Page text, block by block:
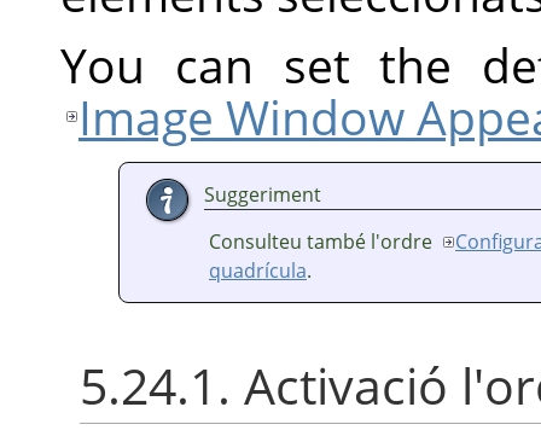
You can set the
Image Window
Suggeriment
Consulteu també l'ordre
quadrícula.
5.24.1. Activació